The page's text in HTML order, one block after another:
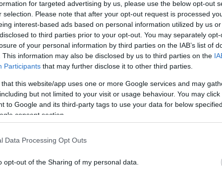
for targeted advertising by us, please use the below opt-out
selection. Please note that after your opt-out request is processed
interest-based ads based on personal information utilized by us
to third parties prior to your opt-out. You may separately
of your personal information by third parties on the IAB’s list of
This information may also be disclosed by us to third parties on the
Participants that may further disclose it to other third parties.
that this website/app uses one or more Google services and may
but not limited to your visit or usage behaviour. You may
to Google and its third-party tags to use your data for below
consent section.
Data Processing Opt Outs
opt-out of the Sharing of my personal data.
grazi produkiójával is igazolta. A
ide-oda a groteszk és a mély tragikum, a
rendezőnek megint csak sikerül a
hihetetlen játékkedvet ébresztenie.
hódítja meg Liliomot. Pető Kata tartást és
sikerül megható pillanatokat
Thomas Frank, Gerti Pall, Martina Stilp,
- mindannyian kis szerepekből nagy
megfelelően lelkes taps jutalmazott."